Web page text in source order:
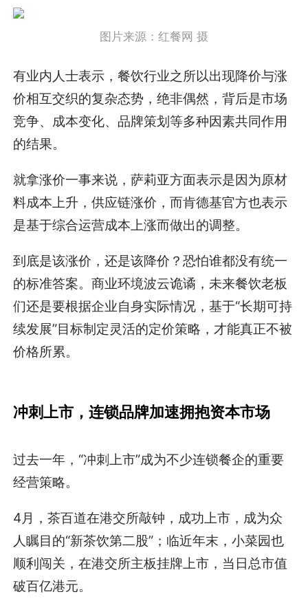
图片来源：红餐网 摄
有业内人士表示，餐饮行业之所以出现降价与涨
价相互交织的复杂态势，绝非偶然，背后是市场
竞争、成本变化、品牌策划等多种因素共同作用
的结果。
就拿涨价一事来说，萨莉亚方面表示是因为原材
料成本上升，供应链涨价，而肯德基官方也表示
是基于综合运营成本上涨而做出的调整。
到底是该涨价，还是该降价？恐怕谁都没有统一
的标准答案。商业环境波云诡谲，未来餐饮老板
们还是要根据企业自身实际情况，基于“长期可持
续发展”目标制定灵活的定价策略，才能真正不被
价格所累。
冲刺上市，连锁品牌加速拥抱资本市场
过去一年，“冲刺上市”成为不少连锁餐企的重要
经营策略。
4月，茶百道在港交所敲钟，成功上市，成为众
人瞩目的“新茶饮第二股”；临近年末，小菜园也
顺利闯关，在港交所主板挂牌上市，当日总市值
破百亿港元。